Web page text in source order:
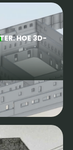
HOE 3D-